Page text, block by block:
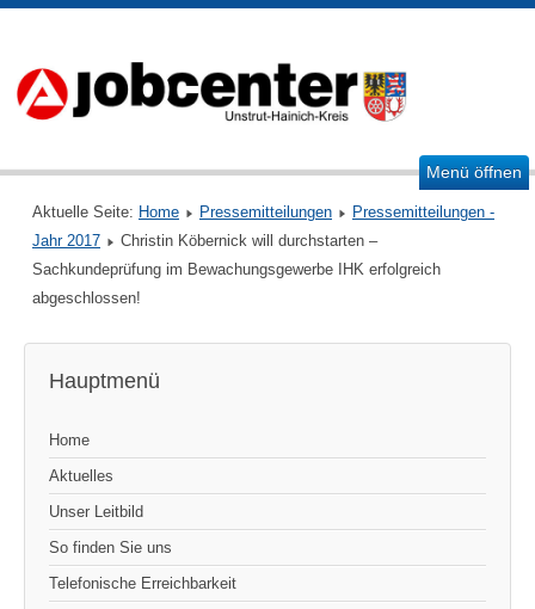
Menü öffnen
Aktuelle Seite: Home Pressemitteilungen
Pressemitteilungen -
Jahr 2017
Christin Köbernick will durchstarten –
Sachkundeprüfung im Bewachungsgewerbe IHK erfolgreich
abgeschlossen!
Hauptmenü
Home
Aktuelles
Unser Leitbild
So finden Sie uns
Telefonische Erreichbarkeit